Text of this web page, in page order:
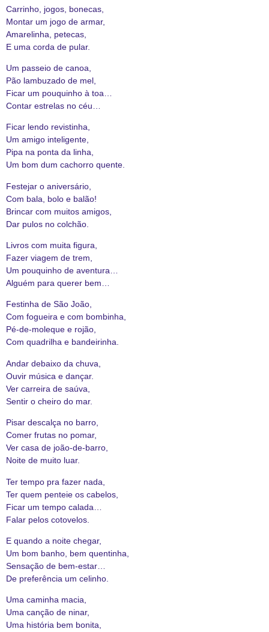
Carrinho, jogos, bonecas,
Montar um jogo de armar,
Amarelinha, petecas,
E uma corda de pular.
Um passeio de canoa,
Pão lambuzado de mel,
Ficar um pouquinho à toa…
Contar estrelas no céu…
Ficar lendo revistinha,
Um amigo inteligente,
Pipa na ponta da linha,
Um bom dum cachorro quente.
Festejar o aniversário,
Com bala, bolo e balão!
Brincar com muitos amigos,
Dar pulos no colchão.
Livros com muita figura,
Fazer viagem de trem,
Um pouquinho de aventura…
Alguém para querer bem…
Festinha de São João,
Com fogueira e com bombinha,
Pé-de-moleque e rojão,
Com quadrilha e bandeirinha.
Andar debaixo da chuva,
Ouvir música e dançar.
Ver carreira de saúva,
Sentir o cheiro do mar.
Pisar descalça no barro,
Comer frutas no pomar,
Ver casa de joão-de-barro,
Noite de muito luar.
Ter tempo pra fazer nada,
Ter quem penteie os cabelos,
Ficar um tempo calada…
Falar pelos cotovelos.
E quando a noite chegar,
Um bom banho, bem quentinha,
Sensação de bem-estar…
De preferência um celinho.
Uma caminha macia,
Uma canção de ninar,
Uma história bem bonita,